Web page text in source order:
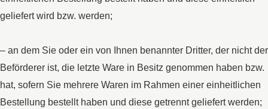
geliefert wird bzw. werden;
– an dem Sie oder ein von Ihnen benannter Dritter, der nicht der
Beförderer ist, die letzte Ware in Besitz genommen haben bzw.
hat, sofern Sie mehrere Waren im Rahmen einer einheitlichen
Bestellung bestellt haben und diese getrennt geliefert werden;